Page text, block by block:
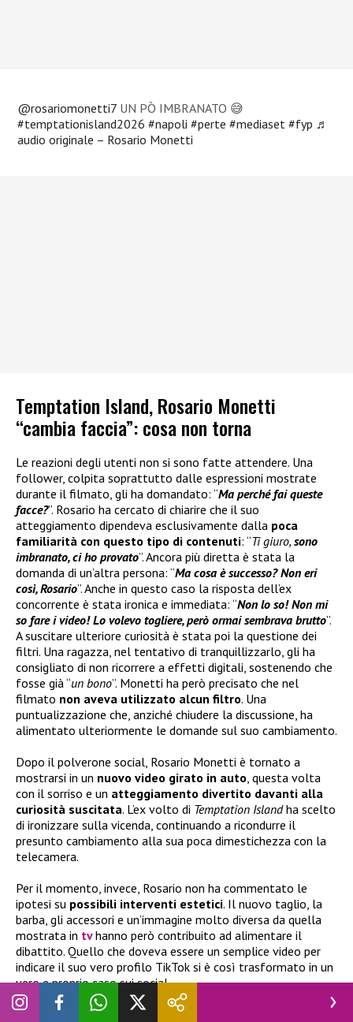
@rosariomonetti7 UN PÒ IMBRANATO 😅
#temptationisland2026 #napoli #perte #mediaset #fyp ♬
audio originale – Rosario Monetti
Temptation Island, Rosario Monetti
“cambia faccia”: cosa non torna
Le reazioni degli utenti non si sono fatte attendere. Una
follower, colpita soprattutto dalle espressioni mostrate
durante il filmato, gli ha domandato: “Ma perché fai queste
facce?”. Rosario ha cercato di chiarire che il suo
atteggiamento dipendeva esclusivamente dalla poca
familiarità con questo tipo di contenuti: “Ti giuro, sono
imbranato, ci ho provato”. Ancora più diretta è stata la
domanda di un’altra persona: “Ma cosa è successo? Non eri
così, Rosario”. Anche in questo caso la risposta dell’ex
concorrente è stata ironica e immediata: “Non lo so! Non mi
so fare i video! Lo volevo togliere, però ormai sembrava brutto”.
A suscitare ulteriore curiosità è stata poi la questione dei
filtri. Una ragazza, nel tentativo di tranquillizzarlo, gli ha
consigliato di non ricorrere a effetti digitali, sostenendo che
fosse già “un bono”. Monetti ha però precisato che nel
filmato non aveva utilizzato alcun filtro. Una
puntualizzazione che, anziché chiudere la discussione, ha
alimentato ulteriormente le domande sul suo cambiamento.
Dopo il polverone social, Rosario Monetti è tornato a
mostrarsi in un nuovo video girato in auto , questa volta
con il sorriso e un atteggiamento divertito davanti alla
curiosità suscitata. L’ex volto di Temptation Islandha scelto
di ironizzare sulla vicenda, continuando a ricondurre il
presunto cambiamento alla sua poca dimestichezza con la
telecamera.
Per il momento, invece, Rosario non ha commentato le
ipotesi su possibili interventi estetici. Il nuovo taglio, la
barba, gli accessori e un’immagine molto diversa da quella
mostrata in tvhanno però contribuito ad alimentare il
dibattito. Quello che doveva essere un semplice video per
indicare il suo vero profilo TikTok si è così trasformato in un
vero e proprio caso sui social.